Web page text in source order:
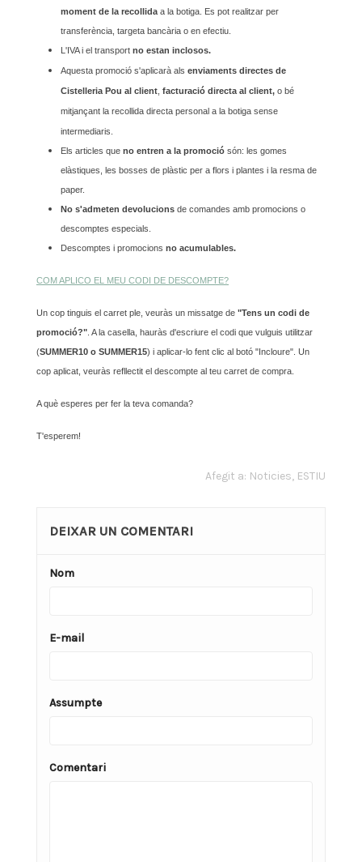
moment de la recollida a la botiga. Es pot realitzar per
transferència, targeta bancària o en efectiu.
L'IVA i el transport no estan inclosos.
Aquesta promoció s'aplicarà als enviaments directes de
Cistelleria Pou al client facturació directa al client, o bé
mitjançant la recollida directa personal a la botiga sense
intermediaris.
Els articles que no entren a la promoció són: les gomes
elàstiques, les bosses de plàstic per a flors i plantes i la resma de
paper.
No s'admeten devolucions de comandes amb promocions o
descomptes especials.
Descomptes i promocions no acumulables.
COM APLICO EL MEU CODI DE DESCOMPTE?
Un cop tinguis el carret ple, veuràs un missatge de "Tens un codi de
promoció?" . A la casella, hauràs d'escriure el codi que vulguis utilitzar
(SUMMER10 o SUMMER15) i aplicar-lo fent clic al botó "Incloure". Un
cop aplicat, veuràs refllectit el descompte al teu carret de compra.
A què esperes per fer la teva comanda?
T'esperem!
Afegit a: Noticies, ESTIU
DEIXAR UN COMENTARI
Nom
E-mail
Assumpte
Comentari